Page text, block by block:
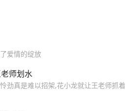
爱情的绽放
师划水
劲真是难以招架,花小龙就让王老师抓着